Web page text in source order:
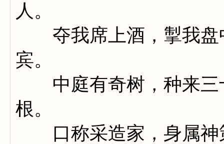
人。
夺我席上酒，掣我盘
宾。
中庭有奇树，种来三
根。
口称采造家，身属神